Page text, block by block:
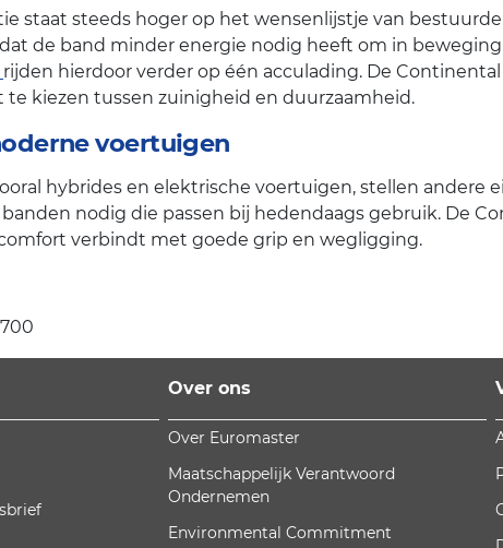
staat steeds hoger op het wensenlijstje van
de band minder energie nodig heeft om in
rijden hierdoor verder op één acculading. De
te kiezen tussen zuinigheid en duurzaamheid.
voertuigen
hybrides en elektrische voertuigen, stellen
nodig die passen bij hedendaags gebruik. De
verbindt met goede grip en wegligging.
Over ons
Over Euromaster
Maatschappelijk Verantwoord
Ondernemen
Environmental Commitment